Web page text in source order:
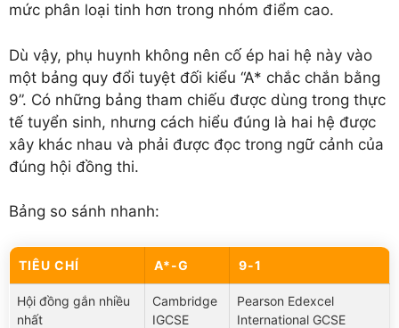
mức phân loại tinh hơn trong nhóm điểm cao.
Dù vậy, phụ huynh không nên cố ép hai hệ này vào
một bảng quy đổi tuyệt đối kiểu “A* chắc chắn bằng
9”. Có những bảng tham chiếu được dùng trong thực
tế tuyển sinh, nhưng cách hiểu đúng là hai hệ được
xây khác nhau và phải được đọc trong ngữ cảnh của
đúng hội đồng thi.
Bảng so sánh nhanh:
TIÊU CHÍ A*-G 9-1
Hội đồng gắn nhiều
nhất
Cambridge
IGCSE
Pearson Edexcel
International GCSE